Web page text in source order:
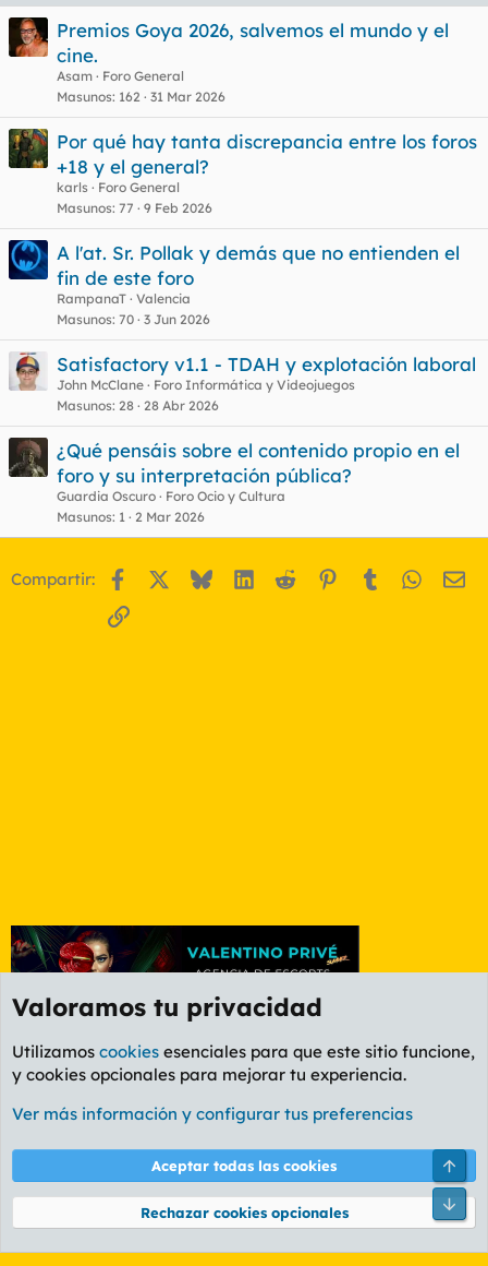
Premios Goya 2026, salvemos el mundo y el
cine.
Asam
Foro General
Masunos 162 31 Mar 2026
Por qué hay tanta discrepancia entre los foros
+18 y el general?
karls
Foro General
Masunos 77 9 Feb 2026
A l'at. Sr. Pollak y demás que no entienden el
fin de este foro
RampanaT Valencia
Masunos 70 3 Jun 2026
Satisfactory v1.1 - TDAH y explotación laboral
John McClane
Foro Informática y Videojuegos
Masunos 28 28 Abr 2026
¿Qué pensáis sobre el contenido propio en el
foro y su interpretación pública?
Guardia Oscuro
Foro Ocio y Cultura
Masunos 1 2 Mar 2026
Compartir: Facebook BlueskyLinkedIn
Reddit Pinterest
Tumblr
Enlace
Foro General
Cookies
PL OLDSTYLE AMARILLO
Términos y reglas Política de privacidad Ayuda
Community platform by XenForo® © 2010-2026 XenForo Ltd.
Valoramos tu privacidad
Utilizamos cookies esenciales para que este sitio funcione,
y cookies opcionales para mejorar tu experiencia.
Ver más información y configurar tus preferencias
Aceptar todas las cookies
Rechazar cookies opcionales
Pie